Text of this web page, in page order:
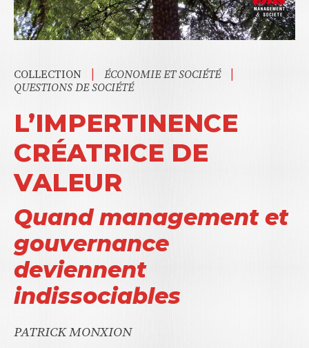
COLLECTION | ÉCONOMIE ET SOCIÉTÉ |
QUESTIONS DE SOCIÉTÉ
L’IMPERTINENCE
CRÉATRICE DE
VALEUR
Quand management et
gouvernance
deviennent
indissociables
PATRICK MONXION